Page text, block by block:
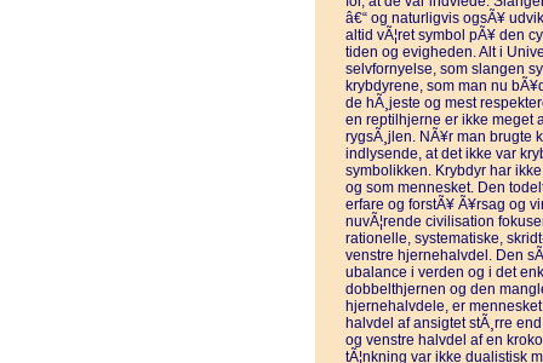
â€“ og naturligvis ogsÃ¥
altid vÃ¦ret symbol pÃ¥ den
tiden og evigheden. Alt i
selvfornyelse, som slangen
krybdyrene, som man nu
de hÃ¸jeste og mest
en reptilhjerne er ikke meget
rygsÃ¸jlen. NÃ¥r man brugte
indlysende, at det ikke var
symbolikken. Krybdyr har
og som mennesket. Den
erfare og forstÃ¥ Ã¥rsag og
nuvÃ¦rende civilisation
rationelle, systematiske,
venstre hjernehalvdel. Den
ubalance i verden og i det
dobbelthjernen og den
hjernehalvdele, er
halvdel af ansigtet stÃ¸rre
og venstre halvdel af en
tÃ¦nkning var ikke dualistisk